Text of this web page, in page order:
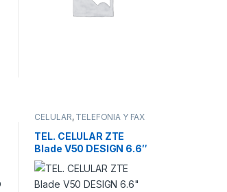
CELULAR, TELEFONIA Y FAX
TEL. CELULAR ZTE
Blade V50 DESIGN 6.6″
FHD+ OC 6/256GB
50/2/2mp 8mp ID
5000mAh